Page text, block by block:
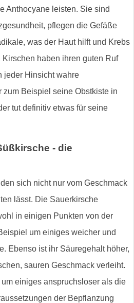
Anthocyane leisten. Sie sind
pflegen die Gefäße
was der Haut hilft und Krebs
haben ihren guten Ruf
jeder Hinsicht wahre
zum Beispiel seine Obstkiste in
tut definitiv etwas für seine
- die
sich nicht nur vom Geschmack
lässt. Die Sauerkirsche
in einigen Punkten von der
um einiges weicher und
Ebenso ist ihr Säuregehalt höher,
sauren Geschmack verleiht.
einiges anspruchsloser als die
der Bepflanzung